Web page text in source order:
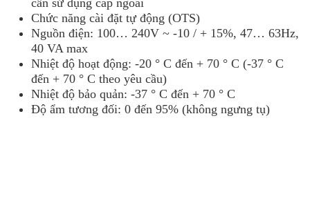
Chức năng cài đặt tự động (OTS)
Nguồn điện: 100… 240V ~ -10 / + 15%, 47… 63Hz,
40 VA max
Nhiệt độ hoạt động: -20 ° C đến + 70 ° C (-37 ° C
đến + 70 ° C theo yêu cầu)
Nhiệt độ bảo quản: -37 ° C đến + 70 ° C
Độ ẩm tương đối: 0 đến 95% (không ngưng tụ)